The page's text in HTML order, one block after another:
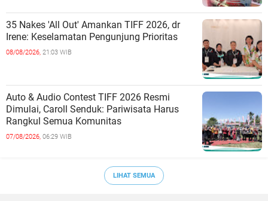
35 Nakes 'All Out' Amankan TIFF 2026, dr
Irene: Keselamatan Pengunjung Prioritas
08/08/2026, 21:03 WIB
Auto & Audio Contest TIFF 2026 Resmi
Dimulai, Caroll Senduk: Pariwisata Harus
Rangkul Semua Komunitas
07/08/2026, 06:29 WIB
LIHAT SEMUA